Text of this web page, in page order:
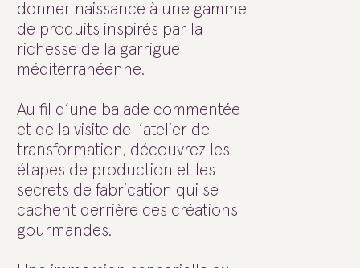
donner naissance à une gamme
de produits inspirés par la
richesse de la garrigue
méditerranéenne.
Au fil d’une balade commentée
et de la visite de l’atelier de
transformation, découvrez les
étapes de production et les
secrets de fabrication qui se
cachent derrière ces créations
gourmandes.